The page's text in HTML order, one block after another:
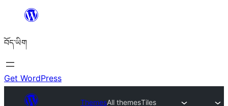
content
བོད་ཡིག
Get WordPress
ThemesAll themesTiles